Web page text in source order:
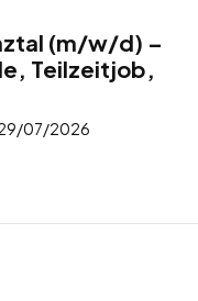
(m/w/d) –
Teilzeitjob,
07/2026